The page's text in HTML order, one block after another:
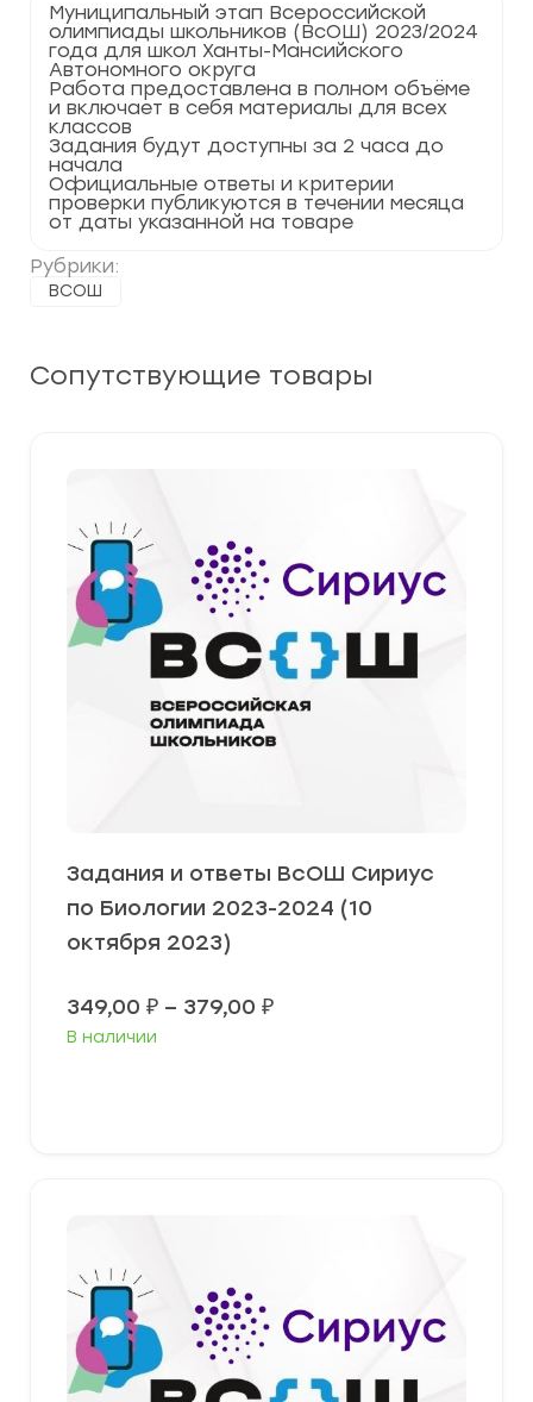
Муниципальный этап Всероссийской
олимпиады школьников (ВсОШ) 2023/2024
года для школ Ханты-Мансийского
Автономного округа
Работа предоставлена в полном объёме
и включает в себя материалы для всех
классов
Задания будут доступны за 2 часа до
начала
Официальные ответы и критерии
проверки публикуются в течении месяца
от даты указанной на товаре
Рубрики:
ВСОШ
2024
г.
ХМАО
86
регион
Сопутствующие товары
Задания и ответы ВсОШ Сириус
по Биологии 2023-2024 (10
октября 2023)
349,00 ₽ – 379,00 ₽Диапазон
В наличии